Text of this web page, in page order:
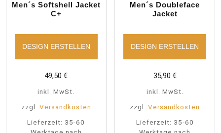
Men´s Softshell Jacket
C+
DESIGN ERSTELLEN
49,50€
inkl. MwSt.
zzgl. Versandkosten
Lieferzeit: 35-60
Men´s Doubleface
Jacket
DESIGN ERSTELLEN
35,90 €
inkl. MwSt.
zzgl.Versandkosten
Lieferzeit: 35-60